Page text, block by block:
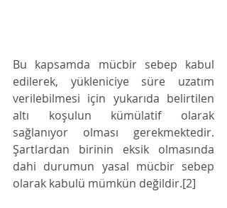
Bu kapsamda mücbir sebep kabul
edilerek, yükleniciye süre uzatım
verilebilmesi için yukarıda belirtilen
altı koşulun kümülatif olarak
sağlanıyor olması gerekmektedir.
Şartlardan birinin eksik olmasında
dahi durumun yasal mücbir sebep
olarak kabulü mümkün değildir.[2]